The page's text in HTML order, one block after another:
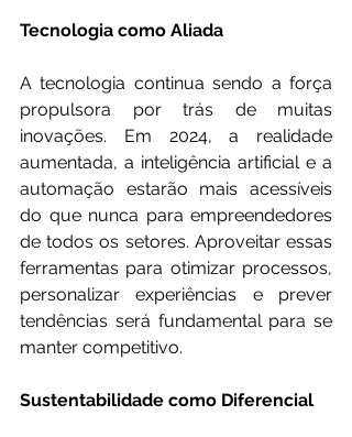
Tecnologia como Aliada
A tecnologia continua sendo a força
propulsora por trás de muitas
inovações. Em 2024, a realidade
aumentada, a inteligência artificial e a
automação estarão mais acessíveis
do que nunca para empreendedores
de todos os setores. Aproveitar essas
ferramentas para otimizar processos,
personalizar experiências e prever
tendências será fundamental para se
manter competitivo.
Sustentabilidade como Diferencial